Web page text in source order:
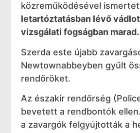
közreműködésével
letartóztatásban lévő
vizsgálati fogságban marad.
Szerda este újabb
Newtownabbeyben gyűlt
rendőröket.
Az északír rendőrség
bevetett a rendbontók
a zavargók felgyújtották a